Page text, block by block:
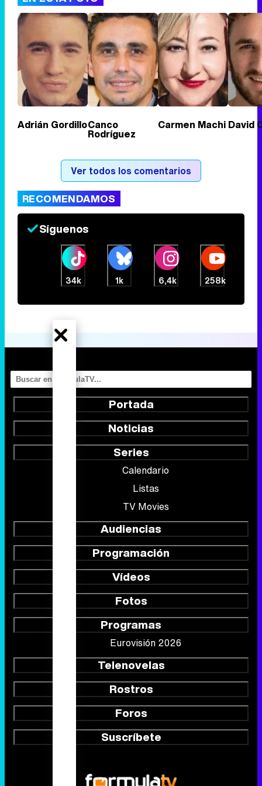
Adrián GordilloCanco
Rodríguez
Carmen Machi David
Ver todos los comentarios
RECOMENDAMOS
Síguenos
34k 1k 6,4k 258k
Portada
Noticias
Series
Calendario
Listas
TV Movies
Audiencias
Programación
Vídeos
Fotos
Programas
Eurovisión 2026
Telenovelas
Rostros
Foros
Suscríbete